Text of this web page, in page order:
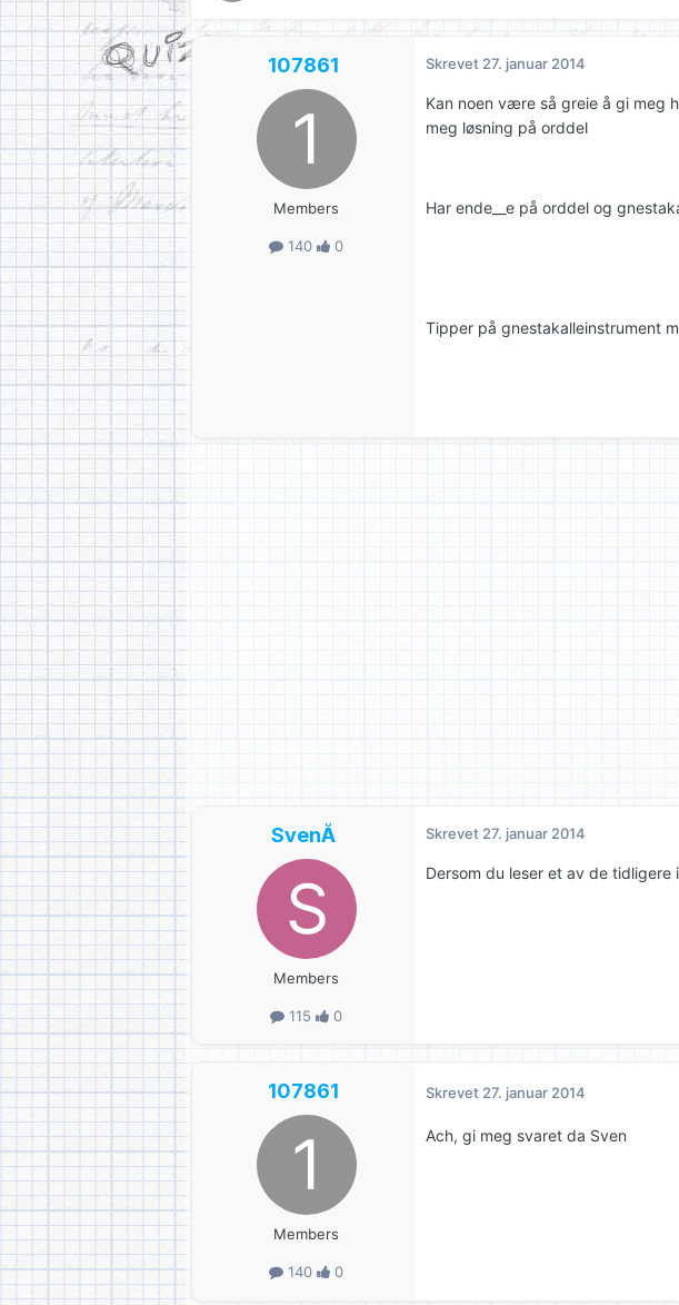
107861
Members
140 0
Skrevet 27. januar 2014
Kan noen være så greie å gi meg
meg løsning på orddel
Har ende__e på orddel og
Tipper på gnestakalleinstrument
SvenÅ
Members
115 0
Skrevet 27. januar 2014
Dersom du leser et av de
107861
Members
140 0
Skrevet 27. januar 2014
Ach, gi meg svaret da Sven